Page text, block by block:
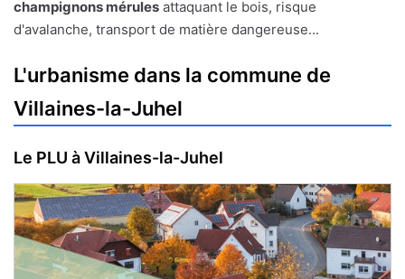
champignons mérules attaquant le bois, risque
d'avalanche, transport de matière dangereuse...
L'urbanisme dans la commune de
Villaines-la-Juhel
Le PLU à Villaines-la-Juhel